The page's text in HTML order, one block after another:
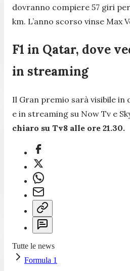
dovranno compiere 57 giri
km. L’anno scorso vinse Max
F1 in Qatar, dove
in streaming
Il Gran premio sarà visibile in
e in streaming su Now Tv e
chiaro su Tv8 alle ore 21.30.
Tutte le news
Formula 1